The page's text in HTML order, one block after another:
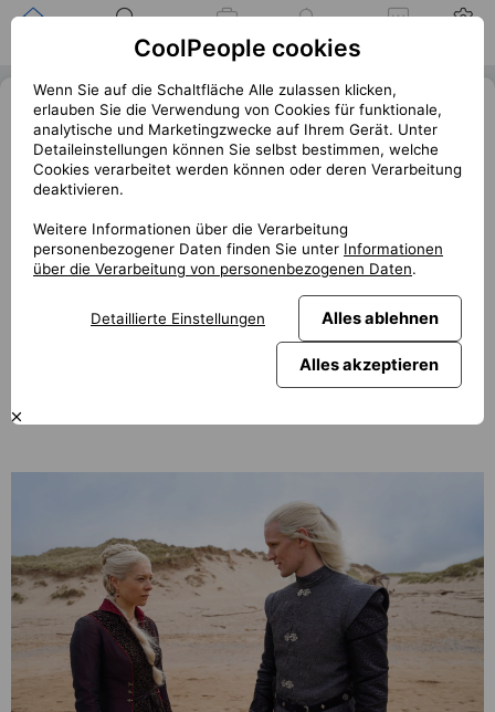
Position
Jobs
Fanoušci seriálu Game of Thrones se
dočkali pokračování. Podívejte se na
trailer House of the Dragon
« Zurück
Game of Thrones je jedním z nejúspěšnějších seriálů TV
podívanou na nekonečné sváry naplněného fantasy eposu,
krutost nejen mezi nepřáteli, ale i lásku a hluboká
přátelství. Pokud patříte mezi fanoušky určitě vás
nepřekvapí, ale možná znovu nadchne informace, že se
CoolPeople cookies
Wenn Sie auf die Schaltfläche Alle zulassen klicken,
erlauben Sie die Verwendung von Cookies für funktionale,
analytische und Marketingzwecke auf Ihrem Gerät. Unter
Detaileinstellungen können Sie selbst bestimmen, welche
Cookies verarbeitet werden können oder deren Verarbeitung
deaktivieren.
Weitere Informationen über die Verarbeitung
personenbezogener Daten finden Sie unter Informationen
über die Verarbeitung von personenbezogenen Daten.
Detaillierte Einstellungen Alles ablehnen
Alles akzeptieren